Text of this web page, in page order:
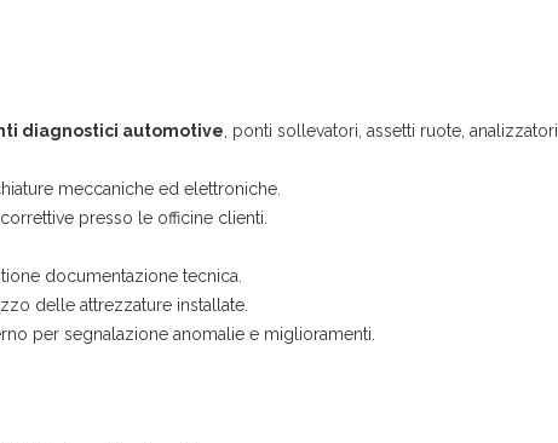
diagnostici automotive , ponti sollevatori, assetti ruote, analizzatori
meccaniche ed elettroniche.
presso le officine clienti.
documentazione tecnica.
delle attrezzature installate.
per segnalazione anomalie e miglioramenti.